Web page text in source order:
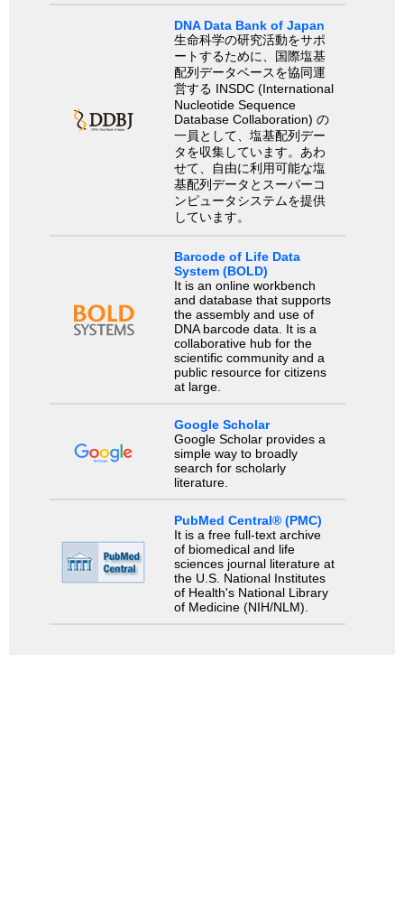
DNA Data Bank of Japan
生命科学の研究活動をサポ
ートするために、国際塩基
配列データベースを協同運
営する INSDC (International
Nucleotide Sequence
Database Collaboration) の
一員として、塩基配列デー
タを収集しています。あわ
せて、自由に利用可能な塩
基配列データとスーパーコ
ンピュータシステムを提供
しています。
Barcode of Life Data
System (BOLD)
It is an online workbench
and database that supports
the assembly and use of
DNA barcode data. It is a
collaborative hub for the
scientific community and a
public resource for citizens
at large.
Google Scholar
Google Scholar provides a
simple way to broadly
search for scholarly
literature.
PubMed Central® (PMC)
It is a free full-text archive
of biomedical and life
sciences journal literature at
the U.S. National Institutes
of Health's National Library
of Medicine (NIH/NLM).